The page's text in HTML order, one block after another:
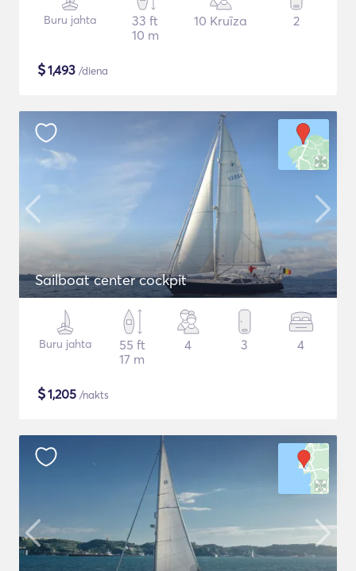
Buru jahta
33 ft
10 m
10 Kruīza 2
$1,493 /diena
Sailboat center cockpit
Buru jahta
55 ft
17 m
4 3 4
$1,205 /nakts